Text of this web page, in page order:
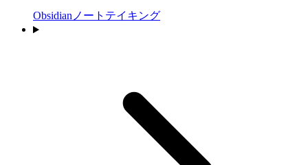
Obsidianノートテイキング